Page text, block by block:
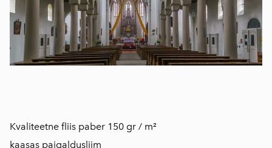
​Kvaliteetne fliis paber 150 gr / m²
kaasas paigaldusliim